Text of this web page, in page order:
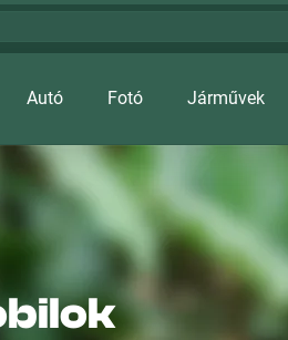
Autó Fotó Járművek